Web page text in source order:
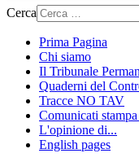
Cerca
Prima Pagina
Chi siamo
Il Tribunale
Quaderni del
Tracce NO TAV
Comunicati
L'opinione di...
English pages